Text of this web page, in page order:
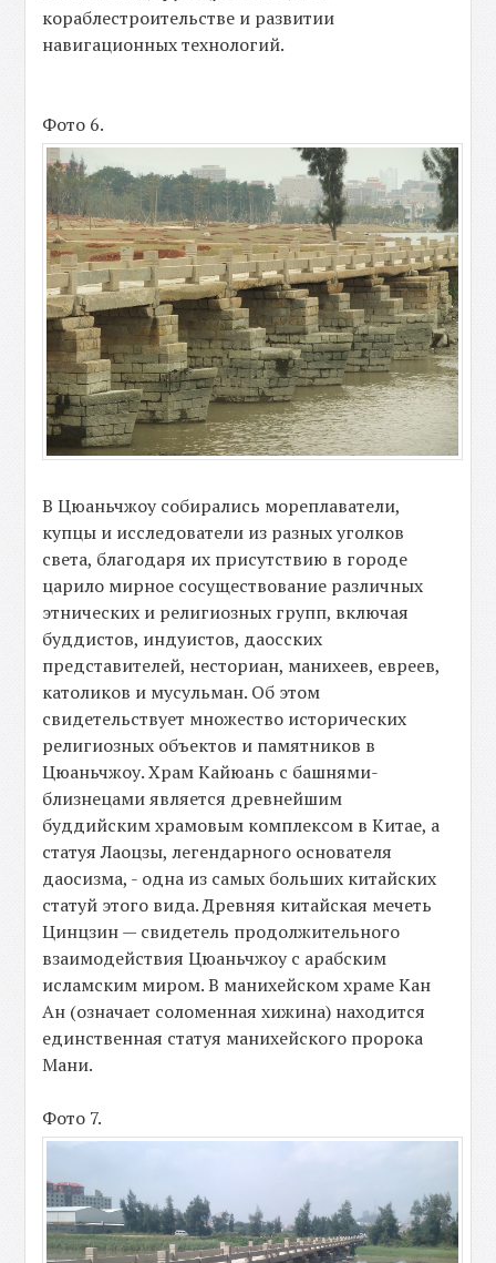
кораблестроительстве и развитии
навигационных технологий.
Фото 6.
В Цюаньчжоу собирались мореплаватели,
купцы и исследователи из разных уголков
света, благодаря их присутствию в городе
царило мирное сосуществование различных
этнических и религиозных групп, включая
буддистов, индуистов, даосских
представителей, несториан, манихеев, евреев,
католиков и мусульман. Об этом
свидетельствует множество исторических
религиозных объектов и памятников в
Цюаньчжоу. Храм Кайюань с башнями-
близнецами является древнейшим
буддийским храмовым комплексом в Китае, а
статуя Лаоцзы, легендарного основателя
даосизма, - одна из самых больших китайских
статуй этого вида. Древняя китайская мечеть
Цинцзин — свидетель продолжительного
взаимодействия Цюаньчжоу с арабским
исламским миром. В манихейском храме Кан
Ан (означает соломенная хижина) находится
единственная статуя манихейского пророка
Мани.
Фото 7.